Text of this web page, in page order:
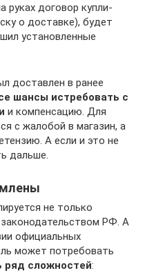
руках договор купли-
о доставке), будет
установленные
доставлен в ранее
шансы истребовать с
и компенсацию. Для
с жалобой в магазин, а
А если и это не
дальше.
не только
РФ. А
официальных
может потребовать
ряд сложностей: